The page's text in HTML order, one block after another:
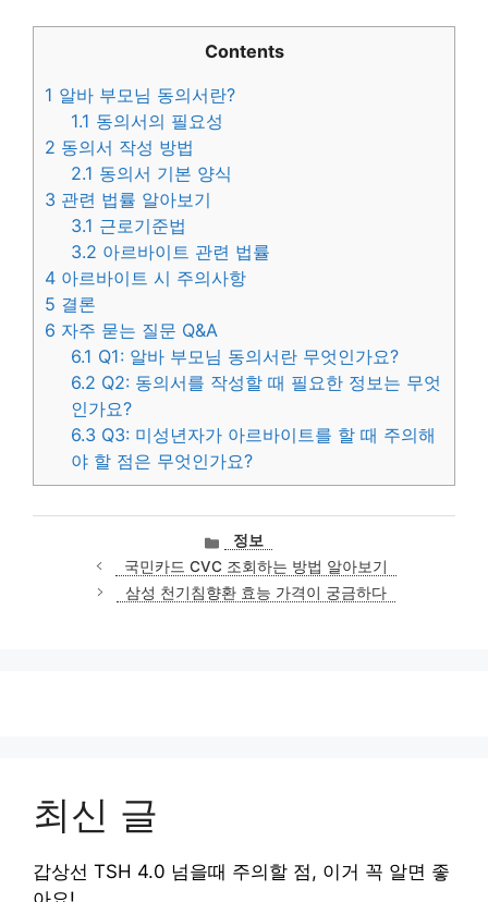
Contents
1 알바 부모님 동의서란?
1.1 동의서의 필요성
2 동의서 작성 방법
2.1 동의서 기본 양식
3 관련 법률 알아보기
3.1 근로기준법
3.2 아르바이트 관련 법률
4 아르바이트 시 주의사항
5 결론
6 자주 묻는 질문 Q&A
6.1 Q1: 알바 부모님 동의서란 무엇인가요?
6.2 Q2: 동의서를 작성할 때 필요한 정보는 무엇
인가요?
6.3 Q3: 미성년자가 아르바이트를 할 때 주의해
야 할 점은 무엇인가요?
카
테
고
리
정보
국민카드 CVC 조회하는 방법 알아보기
삼성 천기침향환 효능 가격이 궁금하다
최신 글
갑상선 TSH 4.0 넘을때 주의할 점, 이거 꼭 알면 좋